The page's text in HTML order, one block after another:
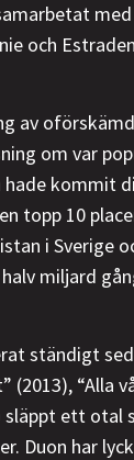
och
av
om var
hade kommit
topp 10
i Sverige
miljard
ständigt
(2013), “Alla
släppt ett otal
Duon har